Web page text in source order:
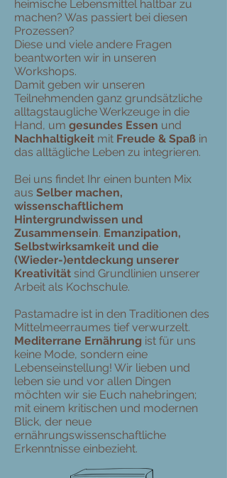
heimische Lebensmittel haltbar zu
machen? Was passiert bei diesen
Prozessen?
Diese und viele andere Fragen
beantworten wir in unseren
Workshops.
Damit geben wir unseren
Teilnehmenden ganz grundsätzliche
alltagstaugliche Werkzeuge in die
Hand, um gesundes Essen und
Nachhaltigkeit mit Freude & Spaß in
das alltägliche Leben zu integrieren.
Bei uns findet Ihr einen bunten Mix
aus Selber machen,
wissenschaftlichem
Hintergrundwissen und
Zusammensein. Emanzipation,
Selbstwirksamkeit und die
(Wieder-)entdeckung unserer
Kreativität sind Grundlinien unserer
Arbeit als Kochschule.
Pastamadre ist in den Traditionen des
Mittelmeerraumes tief verwurzelt.
Mediterrane Ernährung ist für uns
keine Mode, sondern eine
Lebenseinstellung! Wir lieben und
leben sie und vor allen Dingen
möchten wir sie Euch nahebringen;
mit einem kritischen und modernen
Blick, der neue
ernährungswissenschaftliche
Erkenntnisse einbezieht.